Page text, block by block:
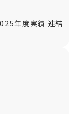
年度実績 連結